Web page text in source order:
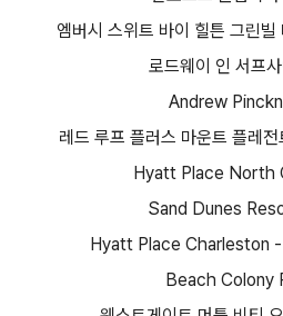
엠버시 스위트 바이 힐튼 그린
로드웨이 인 서프
Andrew
레드 루프 플러스 마운트 플레
Hyatt Place North
Sand Dunes
Hyatt Place Charleston
Beach Colony